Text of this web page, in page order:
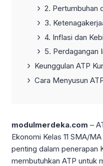
2. Pertumbuhan
3.
4. Inflasi dan
5. Perdagangan
Keunggulan ATP
Cara Menyusun
modulmerdeka.com –
Ekonomi Kelas 11 SMA/
penting dalam penerapan
membutuhkan ATP untuk